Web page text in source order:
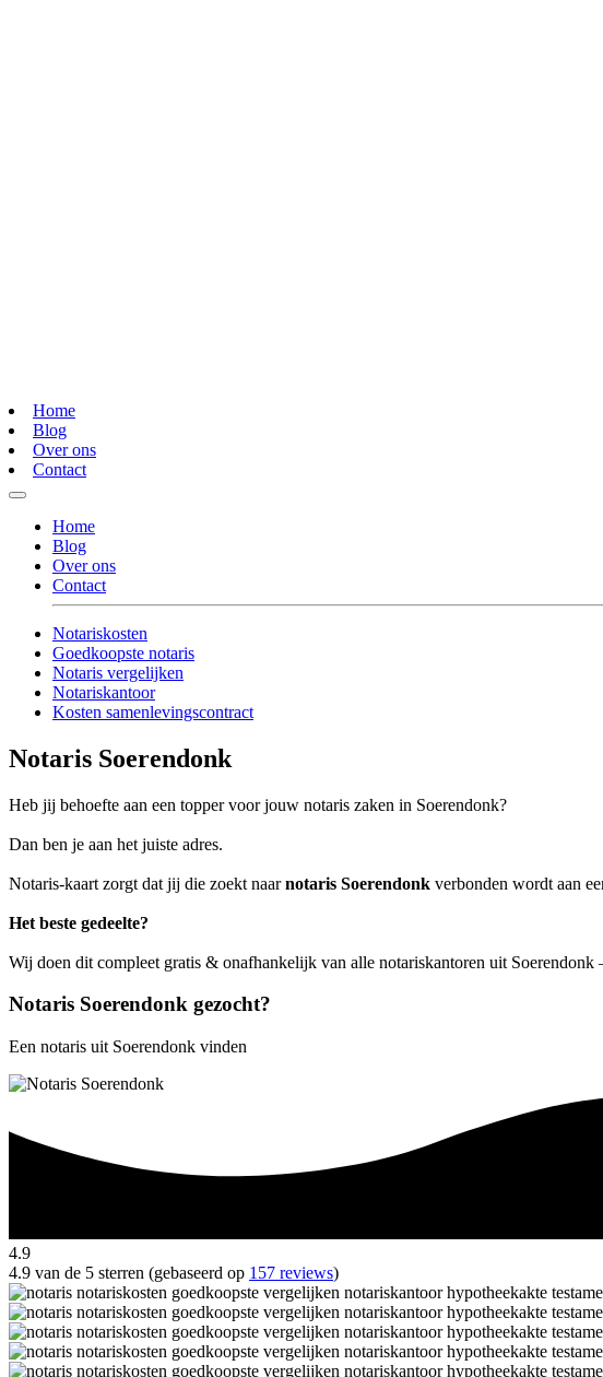
Home
Blog
Over ons
Contact
Home
Blog
Over ons
Contact
Notariskosten
Goedkoopste notaris
Notaris vergelijken
Notariskantoor
Kosten samenlevingscontract
Notaris Soerendonk
Heb jij behoefte aan een topper voor jouw notaris zaken in Soerendonk?
Dan ben je aan het juiste adres.
Notaris-kaart zorgt dat jij die zoekt naarnotaris Soerendonk verbonden wordt aan
Het beste gedeelte?
Wij doen dit compleet gratis & onafhankelijk van alle notariskantoren uit Soerendonk
Notaris Soerendonk gezocht?
Een notaris uit Soerendonk vinden
4.9
4.9 van de 5 sterren (gebaseerd op 157 reviews)